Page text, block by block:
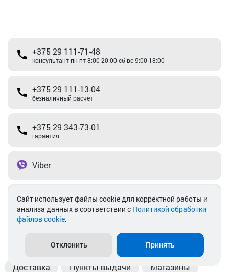
+375 29 111-71-48
консультант пн-пт 8:00-20:00 сб-вс 9:00-18:00
+375 29 111-13-04
безналичный расчет
+375 29 343-73-01
гарантия
Viber
Telegram
Доставка Пункты выдачи Магазины
Cайт использует файлы cookie для корректной работы и
анализа данных в соответствии с Политикой обработки
файлов cookie.
Отклонить Принять